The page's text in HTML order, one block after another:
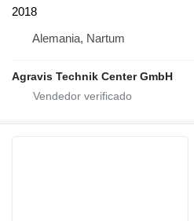
2018
Alemania, Nartum
Agravis Technik Center GmbH